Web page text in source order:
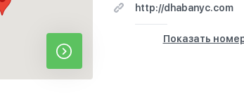
http://dhabanyc.com
Показать